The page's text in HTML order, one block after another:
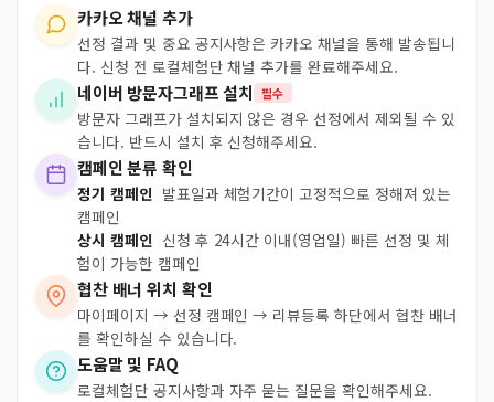
카카오 채널 추가
선정 결과 및 중요 공지사항은 카카오 채널을 통해 발송됩니
다. 신청 전 로컬체험단 채널 추가를 완료해주세요.
네이버 방문자그래프 설치 필수
방문자 그래프가 설치되지 않은 경우 선정에서 제외될 수 있
습니다. 반드시 설치 후 신청해주세요.
캠페인 분류 확인
정기 캠페인 발표일과 체험기간이 고정적으로 정해져 있는
캠페인
상시 캠페인 신청 후 24시간 이내(영업일) 빠른 선정 및 체
험이 가능한 캠페인
협찬 배너 위치 확인
마이페이지 → 선정 캠페인 → 리뷰등록 하단에서 협찬 배너
를 확인하실 수 있습니다.
도움말 및 FAQ
로컬체험단 공지사항과 자주 묻는 질문을 확인해주세요.